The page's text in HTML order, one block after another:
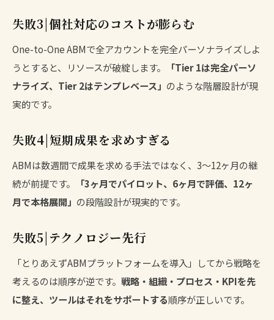
失敗3|個社対応のコストが膨らむ
One-to-One ABMで全アカウントを完全パーソナライズしよ
うとすると、リソースが破綻します。
「Tier 1は完全パーソ
ナライズ、Tier 2はテンプレベース」 のような階層設計が現
実的です。
失敗4|短期成果を求めすぎる
ABMは数週間で成果を求める手法ではなく、3〜12ヶ月の継
続が前提です。
「3ヶ月でパイロット、6ヶ月で評価、12ヶ
月で本格展開」 の段階設計が現実的です。
失敗5|テクノロジー先行
「とりあえずABMプラットフォームを導入」してから戦略を
考えるのは順序が逆です。 戦略・組織・プロセス・KPIを先
に整え、ツールはそれをサポートする順序が正しいです。